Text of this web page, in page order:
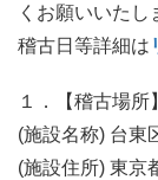
くお願いいたし
稽古日等詳細は
１．【稽古場所】
(施設名称) 台東
(施設住所) 東京